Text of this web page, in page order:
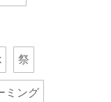
祭
ミング